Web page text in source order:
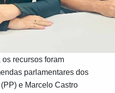
os recursos foram
parlamentares dos
e Marcelo Castro